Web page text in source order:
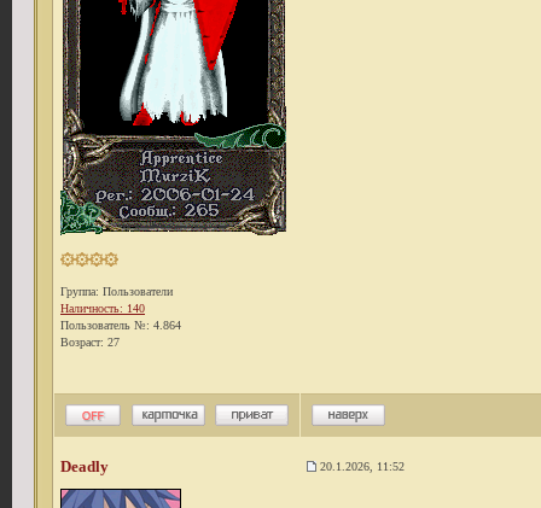
Группа: Пользователи
Наличность: 140
Пользователь №: 4.864
Возраст: 27
Deadly 20.1.2026, 11:52